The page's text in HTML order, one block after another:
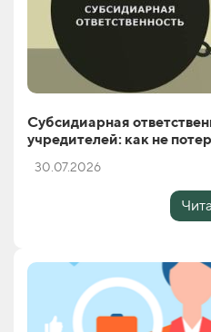
Субсидиарная
учредителей: как не
30.07.2026